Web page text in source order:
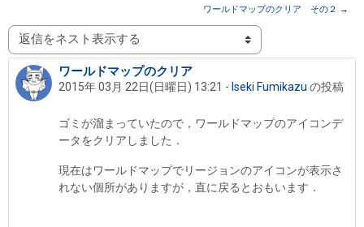
ワールドマップのクリア その２ →
表示モード
ワールドマップのクリア
2015年 03月 22日(日曜日) 13:21 - Iseki Fumikazu の投稿
返信数: 0
ゴミが溜まっていたので，ワールドマップのアイコンデ
ータをクリアしました．
現在はワールドマップでリージョンのアイコンが表示さ
れない個所がありますが，直に戻るとおもいます．